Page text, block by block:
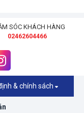
SÓC KHÁCH HÀNG
02462604466
& chính sách